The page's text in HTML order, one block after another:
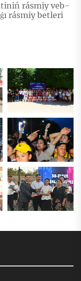
rásmiy veb-
rásmiy betleri